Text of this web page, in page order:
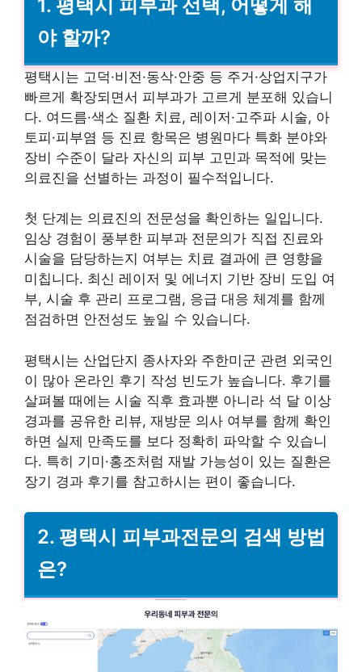
1. 평택시 피부과 선택, 어떻게 해
야 할까?
평택시는 고덕·비전·동삭·안중 등 주거·상업지구가
빠르게 확장되면서 피부과가 고르게 분포해 있습니
다. 여드름·색소 질환 치료, 레이저·고주파 시술, 아
토피·피부염 등 진료 항목은 병원마다 특화 분야와
장비 수준이 달라 자신의 피부 고민과 목적에 맞는
의료진을 선별하는 과정이 필수적입니다.
첫 단계는 의료진의 전문성을 확인하는 일입니다.
임상 경험이 풍부한 피부과 전문의가 직접 진료와
시술을 담당하는지 여부는 치료 결과에 큰 영향을
미칩니다. 최신 레이저 및 에너지 기반 장비 도입 여
부, 시술 후 관리 프로그램, 응급 대응 체계를 함께
점검하면 안전성도 높일 수 있습니다.
평택시는 산업단지 종사자와 주한미군 관련 외국인
이 많아 온라인 후기 작성 빈도가 높습니다. 후기를
살펴볼 때에는 시술 직후 효과뿐 아니라 석 달 이상
경과를 공유한 리뷰, 재방문 의사 여부를 함께 확인
하면 실제 만족도를 보다 정확히 파악할 수 있습니
다. 특히 기미·홍조처럼 재발 가능성이 있는 질환은
장기 경과 후기를 참고하시는 편이 좋습니다.
2. 평택시 피부과전문의 검색 방법
은?